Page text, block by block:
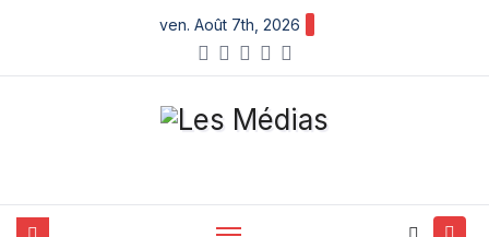
content
ven. Août 7th, 2026